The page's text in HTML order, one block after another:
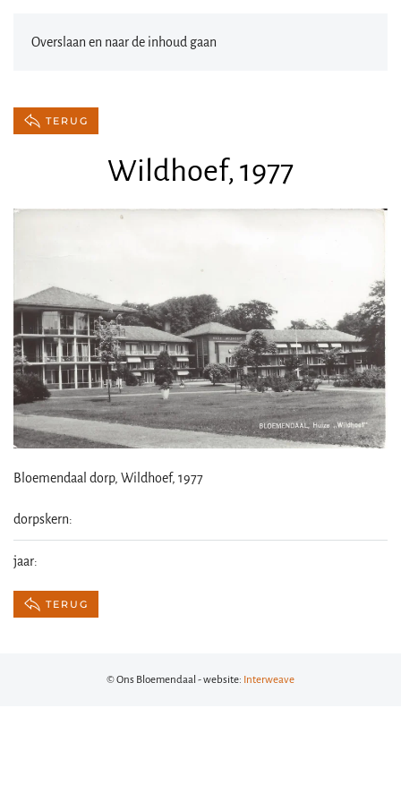
Overslaan en naar de inhoud gaan
TERUG
Wildhoef, 1977
Bloemendaal dorp, Wildhoef, 1977
dorpskern:
jaar:
TERUG
© Ons Bloemendaal - website: Interweave